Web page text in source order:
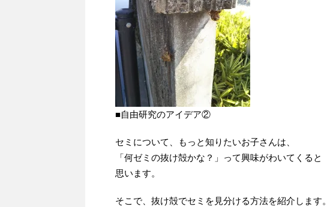
■自由研究のアイデア②
セミについて、もっと知りたいお子さんは、
「何ゼミの抜け殻かな？」って興味がわいてくると
思います。
そこで、抜け殻でセミを見分ける方法を紹介します。